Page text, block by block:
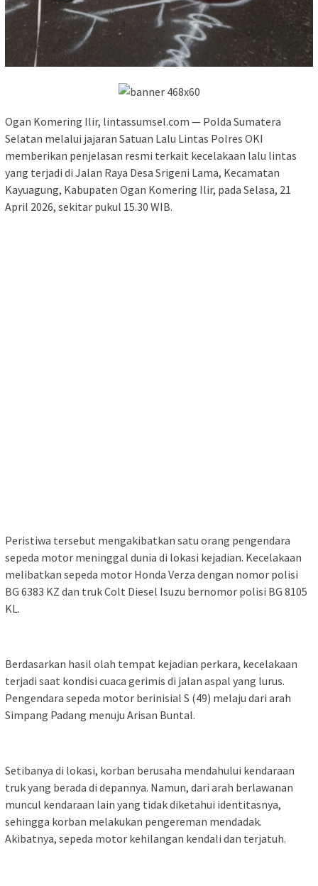
Ogan Komering Ilir, lintassumsel.com — Polda Sumatera
Selatan melalui jajaran Satuan Lalu Lintas Polres OKI
memberikan penjelasan resmi terkait kecelakaan lalu lintas
yang terjadi di Jalan Raya Desa Srigeni Lama, Kecamatan
Kayuagung, Kabupaten Ogan Komering Ilir, pada Selasa, 21
April 2026, sekitar pukul 15.30 WIB.
Peristiwa tersebut mengakibatkan satu orang pengendara
sepeda motor meninggal dunia di lokasi kejadian. Kecelakaan
melibatkan sepeda motor Honda Verza dengan nomor polisi
BG 6383 KZ dan truk Colt Diesel Isuzu bernomor polisi BG 8105
KL.
Berdasarkan hasil olah tempat kejadian perkara, kecelakaan
terjadi saat kondisi cuaca gerimis di jalan aspal yang lurus.
Pengendara sepeda motor berinisial S (49) melaju dari arah
Simpang Padang menuju Arisan Buntal.
Setibanya di lokasi, korban berusaha mendahului kendaraan
truk yang berada di depannya. Namun, dari arah berlawanan
muncul kendaraan lain yang tidak diketahui identitasnya,
sehingga korban melakukan pengereman mendadak.
Akibatnya, sepeda motor kehilangan kendali dan terjatuh.